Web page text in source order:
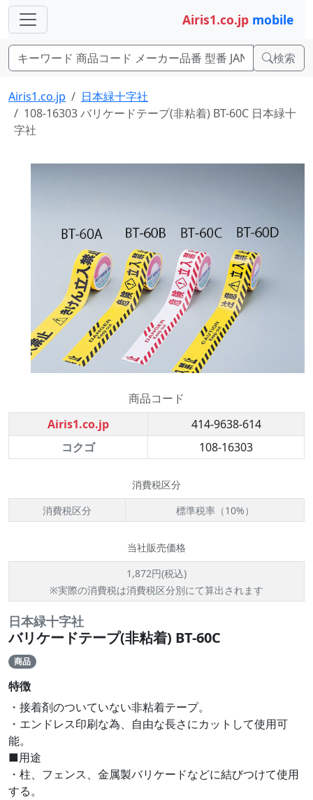
Airis1.co.jp mobile
検索
Airis1.co.jp
日本緑十字社
108-16303 バリケードテープ(非粘着) BT-60C 日本緑十
字社
商品コード
Airis1.co.jp
414-9638-614
コクゴ
108-16303
消費税区分
消費税区分
標準税率（10%）
当社販売価格
1,872円(税込)
※実際の消費税は消費税区分別にて算出されます
日本緑十字社
バリケードテープ(非粘着) BT-60C
商品
特徴
・接着剤のついていない非粘着テープ。
・エンドレス印刷な為、自由な長さにカットして使用可
能。
■用途
・柱、フェンス、金属製バリケードなどに結びつけて使用
する。